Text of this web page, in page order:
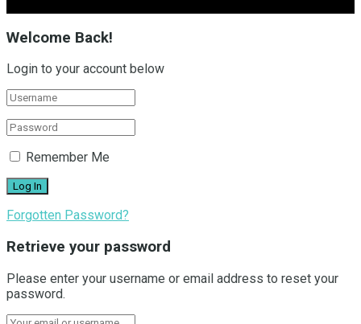
Welcome Back!
Login to your account below
Remember Me
Forgotten Password?
Retrieve your password
Please enter your username or email address to reset your
password.